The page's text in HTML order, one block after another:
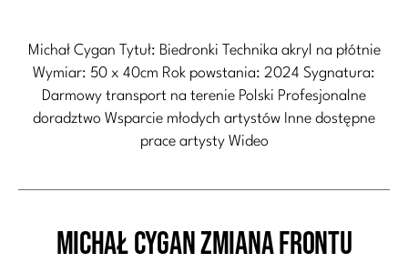
Michał Cygan Tytuł: Biedronki Technika akryl na płótnie
Wymiar: 50 x 40cm Rok powstania: 2024 Sygnatura:
Darmowy transport na terenie Polski Profesjonalne
doradztwo Wsparcie młodych artystów Inne dostępne
prace artysty Wideo
Kategorie
Michał Cygan Zmiana frontu